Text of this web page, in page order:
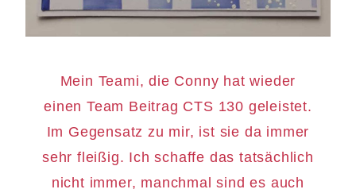
Mein Teami, die Conny hat wieder
einen Team Beitrag CTS 130 geleistet.
Im Gegensatz zu mir, ist sie da immer
sehr fleißig. Ich schaffe das tatsächlich
nicht immer, manchmal sind es auch